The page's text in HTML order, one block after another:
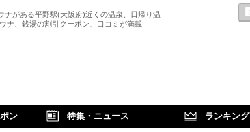
ナがある平野駅(大阪府)近くの温泉、日帰り温
ナ、銭湯の割引クーポン、口コミが満載
ン 特集・ニュース ランキング